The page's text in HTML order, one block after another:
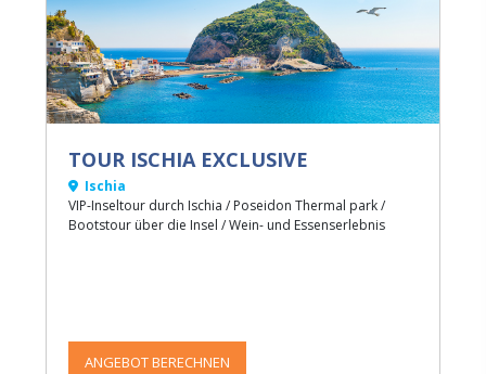
TOUR ISCHIA EXCLUSIVE
Ischia
VIP-Inseltour durch Ischia / Poseidon Thermal park /
Bootstour über die Insel / Wein- und Essenserlebnis
ANGEBOT BERECHNEN